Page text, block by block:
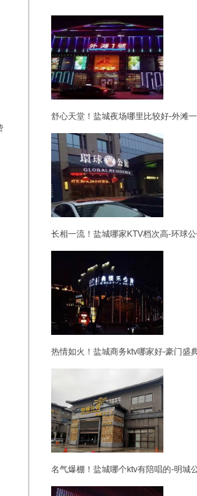
舒心天堂！盐城夜场哪里比较好-外滩
长相一流！盐城哪家KTV档次高-环球
热情如火！盐城商务ktv哪家好-豪门盛
名气爆棚！盐城哪个ktv有陪唱的-明城